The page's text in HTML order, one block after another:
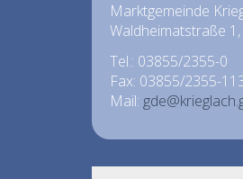
Marktgemeinde
Waldheimatstraße
Tel.: 03855/2355-0
Fax: 03855/2355-
Mail: